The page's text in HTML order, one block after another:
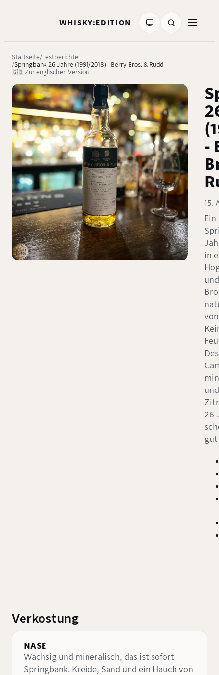
WHISKY:EDITION
Startseite Testberichte
Springbank 26 Jahre (1991/2018) - Berry Bros. & Rudd
🇬🇧 Zur englischen Version
-
15.
Ein
in
26
gut
Verkostung
NASE
Wachsig und mineralisch, das ist sofort
Springbank. Kreide, Sand und ein Hauch von